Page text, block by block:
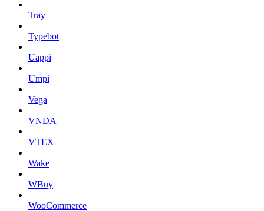
Tray
Typebot
Uappi
Umpi
Vega
VNDA
VTEX
Wake
WBuy
WooCommerce